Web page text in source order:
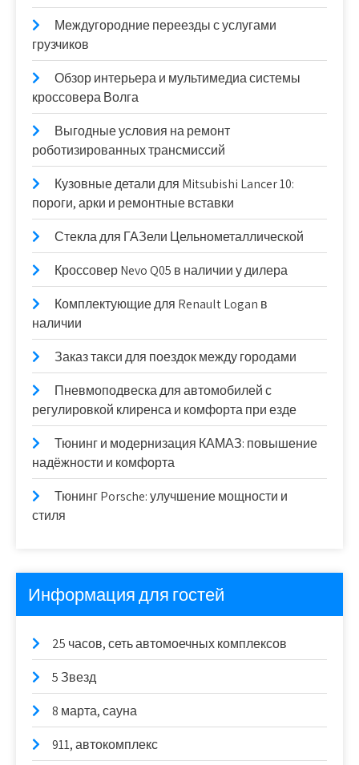
Междугородние переезды с услугами
грузчиков
Обзор интерьера и мультимедиа системы
кроссовера Волга
Выгодные условия на ремонт
роботизированных трансмиссий
Кузовные детали для Mitsubishi Lancer 10:
пороги, арки и ремонтные вставки
Стекла для ГАЗели Цельнометаллической
Кроссовер Nevo Q05 в наличии у дилера
Комплектующие для Renault Logan в
наличии
Заказ такси для поездок между городами
Пневмоподвеска для автомобилей с
регулировкой клиренса и комфорта при езде
Тюнинг и модернизация КАМАЗ: повышение
надёжности и комфорта
Тюнинг Porsche: улучшение мощности и
стиля
Информация для гостей
25 часов, сеть автомоечных комплексов
5 Звезд
8 марта, сауна
911, автокомплекс